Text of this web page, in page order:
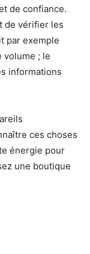
de confiance.
de vérifier les
par exemple
volume ; le
informations
ces choses
énergie pour
une boutique